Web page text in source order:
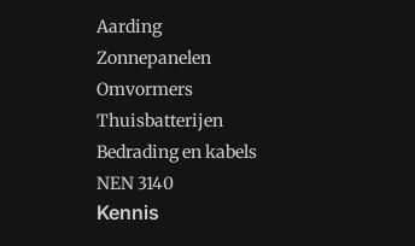
Aarding
Zonnepanelen
Omvormers
Thuisbatterijen
Bedrading en kabels
NEN 3140
Kennis